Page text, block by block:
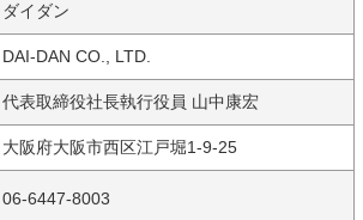
ダイダン
DAI-DAN CO., LTD.
代表取締役社長執行役員 山中康宏
大阪府大阪市西区江戸堀1-9-25
06-6447-8003